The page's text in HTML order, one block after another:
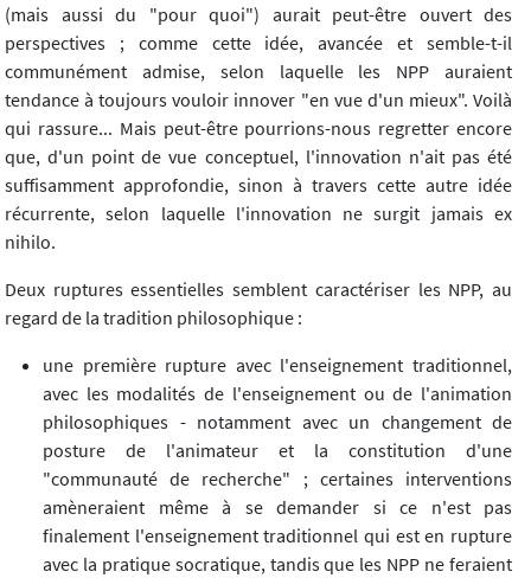
(mais aussi du "pour quoi") aurait peut-être ouvert des
perspectives ; comme cette idée, avancée et semble-t-il
communément admise, selon laquelle les NPP auraient
tendance à toujours vouloir innover "en vue d'un mieux". Voilà
qui rassure... Mais peut-être pourrions-nous regretter encore
que, d'un point de vue conceptuel, l'innovation n'ait pas été
suffisamment approfondie, sinon à travers cette autre idée
récurrente, selon laquelle l'innovation ne surgit jamais ex
nihilo.
Deux ruptures essentielles semblent caractériser les NPP, au
regard de la tradition philosophique :
une première rupture avec l'enseignement traditionnel,
avec les modalités de l'enseignement ou de l'animation
philosophiques - notamment avec un changement de
posture de l'animateur et la constitution d'une
"communauté de recherche" ; certaines interventions
amèneraient même à se demander si ce n'est pas
finalement l'enseignement traditionnel qui est en rupture
avec la pratique socratique, tandis que les NPP ne feraient